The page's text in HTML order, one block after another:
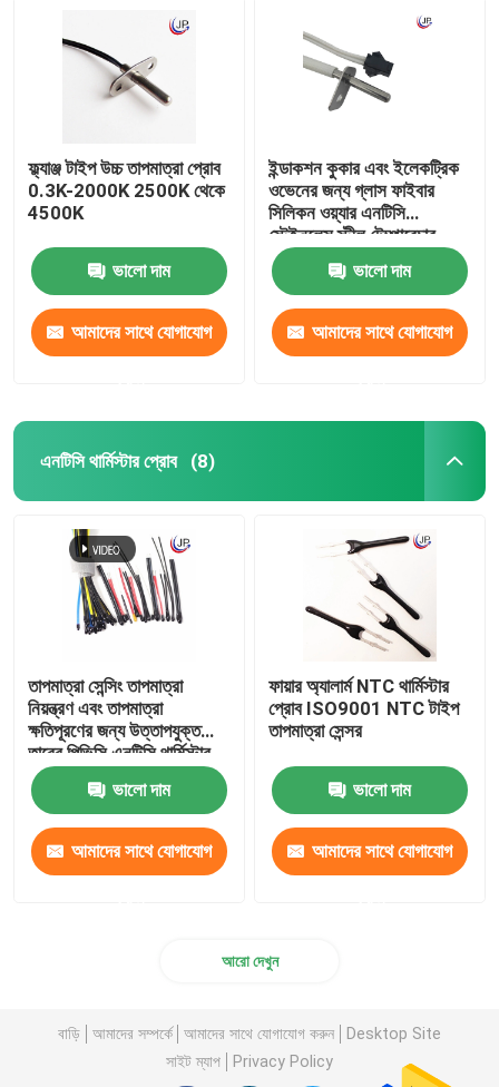
ফ্ল্যাঞ্জ টাইপ উচ্চ তাপমাত্রা প্রোব
0.3K-2000K 2500K থেকে
4500K
ভালো দাম
আমাদের সাথে যোগাযোগ
ইন্ডাকশন কুকার এবং ইলেকট্রিক
ওভেনের জন্য গ্লাস ফাইবার
সিলিকন ওয়্যার এনটিসি
স্টেইনলেস স্টীল টেম্পারেচার
প্রোব
ভালো দাম
আমাদের সাথে যোগাযোগ
এনটিসি থার্মিস্টার প্রোব (8)
তাপমাত্রা সেন্সিং তাপমাত্রা
নিয়ন্ত্রণ এবং তাপমাত্রা
ক্ষতিপূরণের জন্য উত্তাপযুক্ত
তারের পিভিসি এনটিসি থার্মিস্টার
প্রোব
ভালো দাম
আমাদের সাথে যোগাযোগ
ফায়ার অ্যালার্ম NTC থার্মিস্টার
প্রোব ISO9001 NTC টাইপ
তাপমাত্রা সেন্সর
ভালো দাম
আমাদের সাথে যোগাযোগ
আরো দেখুন
বাড়ি আমাদের সম্পর্কে আমাদের সাথে যোগাযোগ করুন
Desktop Site
সাইট ম্যাপ
Privacy Policy